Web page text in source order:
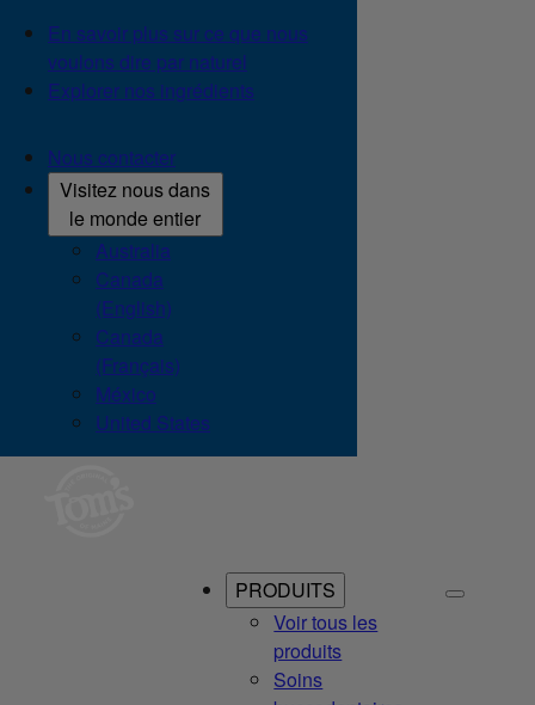
En savoir plus sur ce que nous
voulons dire par naturel
Explorer nos ingrédients
Nous contacter
Visitez nous dans
le monde entier
Australia
Canada
(English)
Canada
(Français)
México
United States
PRODUITS
Voir tous les
produits
Soins